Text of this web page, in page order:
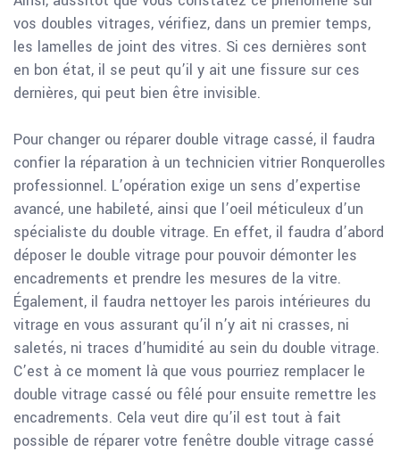
vos doubles vitrages, vérifiez, dans un premier temps,
les lamelles de joint des vitres. Si ces dernières sont
en bon état, il se peut qu’il y ait une fissure sur ces
dernières, qui peut bien être invisible.
Pour changer ou réparer double vitrage cassé, il faudra
confier la réparation à un technicien vitrier Ronquerolles
professionnel. L’opération exige un sens d’expertise
avancé, une habileté, ainsi que l’oeil méticuleux d’un
spécialiste du double vitrage. En effet, il faudra d’abord
déposer le double vitrage pour pouvoir démonter les
encadrements et prendre les mesures de la vitre.
Également, il faudra nettoyer les parois intérieures du
vitrage en vous assurant qu’il n’y ait ni crasses, ni
saletés, ni traces d’humidité au sein du double vitrage.
C’est à ce moment là que vous pourriez remplacer le
double vitrage cassé ou fêlé pour ensuite remettre les
encadrements. Cela veut dire qu’il est tout à fait
possible de réparer votre fenêtre double vitrage cassé